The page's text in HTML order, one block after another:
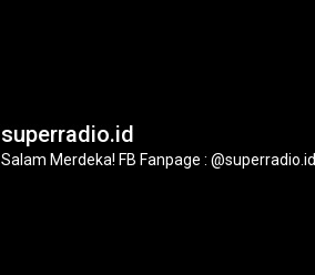
superradio.id
Salam Merdeka! FB Fanpage : @superradio.id